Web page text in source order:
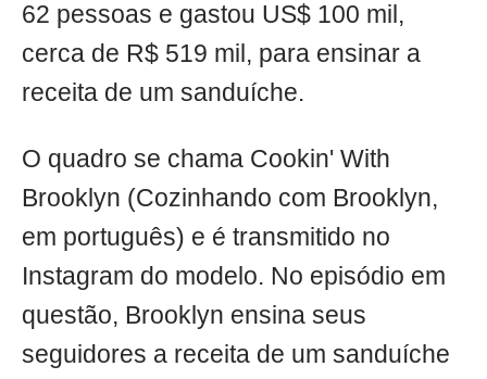
62 pessoas e gastou US$ 100 mil,
cerca de R$ 519 mil, para ensinar a
receita de um sanduíche.
O quadro se chama Cookin' With
Brooklyn (Cozinhando com Brooklyn,
em português) e é transmitido no
Instagram do modelo. No episódio em
questão, Brooklyn ensina seus
seguidores a receita de um sanduíche